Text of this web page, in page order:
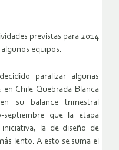
previstas para 2014
equipos.
paralizar algunas
Chile Quebrada Blanca
su balance trimestral
septiembre que la etapa
la de diseño de
lento. A esto se suma el